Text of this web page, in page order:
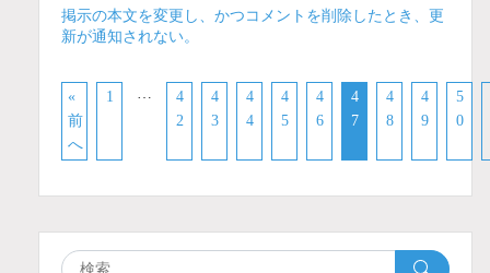
掲示の本文を変更し、かつコメントを削除したとき、更
新が通知されない。
«
前
へ
1 …
4
2
4
3
4
4
4
5
4
6
4
7
4
8
4
9
5
0